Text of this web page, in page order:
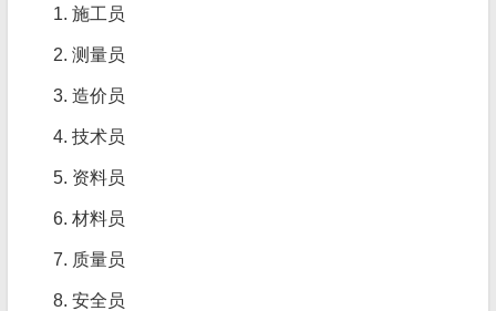
1. 施工员
2. 测量员
3. 造价员
4. 技术员
5. 资料员
6. 材料员
7. 质量员
8. 安全员